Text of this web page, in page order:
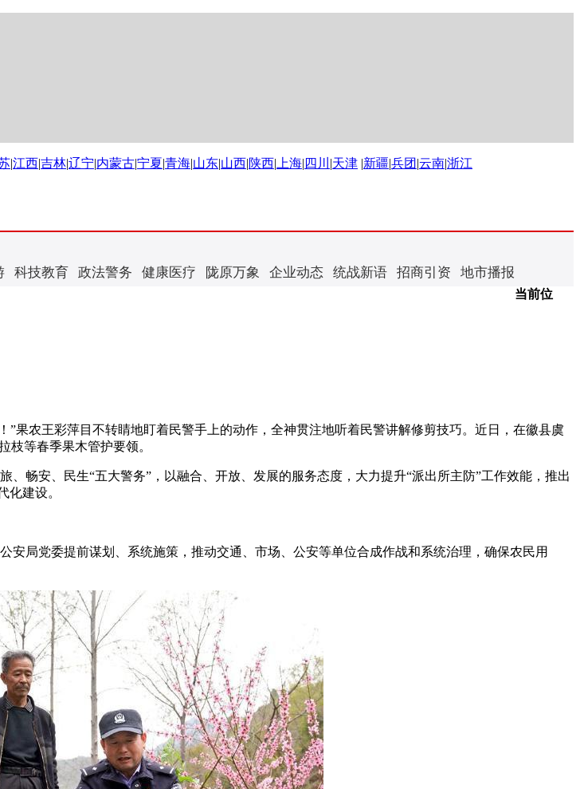
|江西|吉林|辽宁|内蒙古|宁夏|青海|山东|山西|陕西| 上海| 四川 |天津 |新疆|兵团 |云南|浙江
科技教育 政法警务 健康医疗 陇原万象 企业动态 统战新语 招商引资 地市播报
当前位
农王彩萍目不转睛地盯着民警手上的动作，全神贯注地听着民警讲解修剪技巧。近日，在徽县虞
枝等春季果木管护要领。
安、民生“五大警务”，以融合、开放、发展的服务态度，大力提升“派出所主防”工作效能，推出
化建设。
局党委提前谋划、系统施策，推动交通、市场、公安等单位合成作战和系统治理，确保农民用